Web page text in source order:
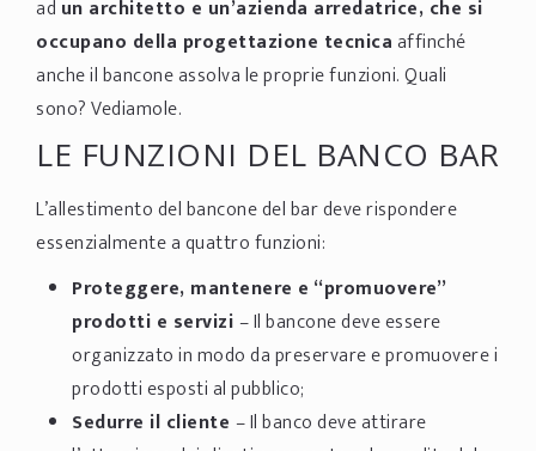
ad un architetto e un’azienda arredatrice, che si
occupano della progettazione tecnicaaffinché
anche il bancone assolva le proprie funzioni. Quali
sono? Vediamole.
LE FUNZIONI DEL BANCO BAR
L’allestimento del bancone del bar deve rispondere
essenzialmente a quattro funzioni:
Proteggere, mantenere e “promuovere”
prodotti e servizi– Il bancone deve essere
organizzato in modo da preservare e promuovere i
prodotti esposti al pubblico;
Sedurre il cliente – Il banco deve attirare